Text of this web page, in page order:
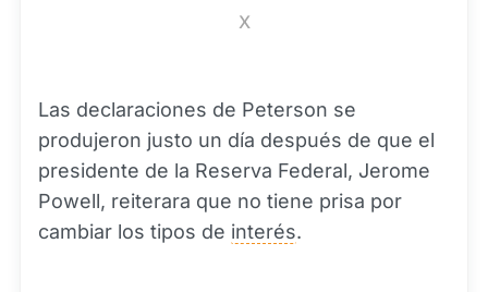
X
Las declaraciones de Peterson se
produjeron justo un día después de que el
presidente de la Reserva Federal, Jerome
Powell, reiterara que no tiene prisa por
cambiar los tipos de interés.